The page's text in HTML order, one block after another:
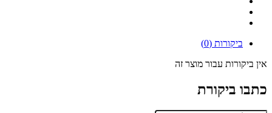
ביקורות (0)
אין ביקורות עבור מוצר זה
כתבו ביקורת